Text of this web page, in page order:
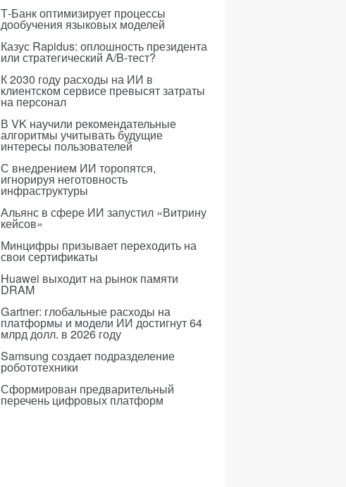
Т-Банк оптимизирует процессы
дообучения языковых моделей
Казус Rapidus: оплошность президента
или стратегический A/B-тест?
К 2030 году расходы на ИИ в
клиентском сервисе превысят затраты
на персонал
В VK научили рекомендательные
алгоритмы учитывать будущие
интересы пользователей
С внедрением ИИ торопятся,
игнорируя неготовность
инфраструктуры
Альянс в сфере ИИ запустил «Витрину
кейсов»
Минцифры призывает переходить на
свои сертификаты
Huawei выходит на рынок памяти
DRAM
Gartner: глобальные расходы на
платформы и модели ИИ достигнут 64
млрд долл. в 2026 году
Samsung создает подразделение
робототехники
Сформирован предварительный
перечень цифровых платформ